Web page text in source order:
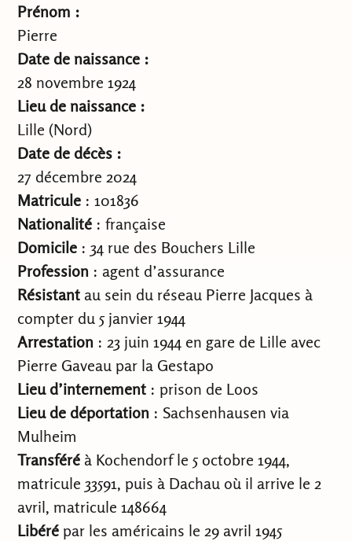
Prénom :
Pierre
Date de naissance :
28 novembre 1924
Lieu de naissance :
Lille (Nord)
Date de décès :
27 décembre 2024
Matricule : 101836
Nationalité : française
Domicile : 34 rue des Bouchers Lille
Profession : agent d’assurance
Résistant au sein du réseau Pierre Jacques à
compter du 5 janvier 1944
Arrestation : 23 juin 1944 en gare de Lille avec
Pierre Gaveau par la Gestapo
Lieu d’internement : prison de Loos
Lieu de déportation : Sachsenhausen via
Mulheim
Transféré à Kochendorf le 5 octobre 1944,
matricule 33591, puis à Dachau où il arrive le 2
avril, matricule 148664
Libéré par les américains le 29 avril 1945